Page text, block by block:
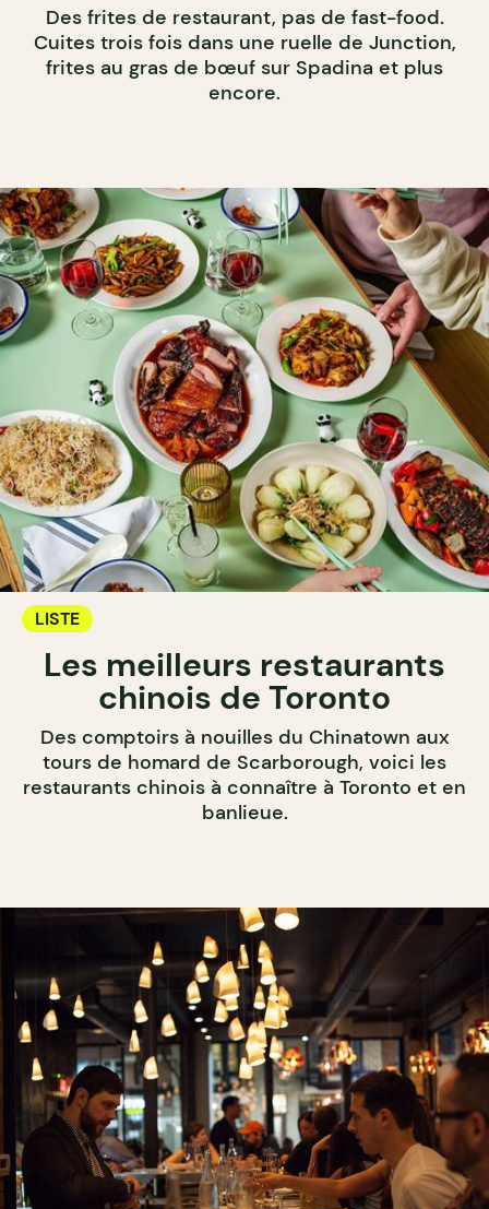
Des frites de restaurant, pas de fast-food.
Cuites trois fois dans une ruelle de Junction,
frites au gras de bœuf sur Spadina et plus
encore.
LISTE
Les meilleurs restaurants
chinois de Toronto
Des comptoirs à nouilles du Chinatown aux
tours de homard de Scarborough, voici les
restaurants chinois à connaître à Toronto et en
banlieue.